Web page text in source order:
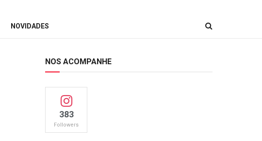
NOVIDADES
NOS ACOMPANHE
383
Followers